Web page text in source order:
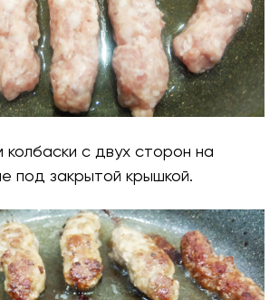
с двух сторон на
под закрытой крышкой.